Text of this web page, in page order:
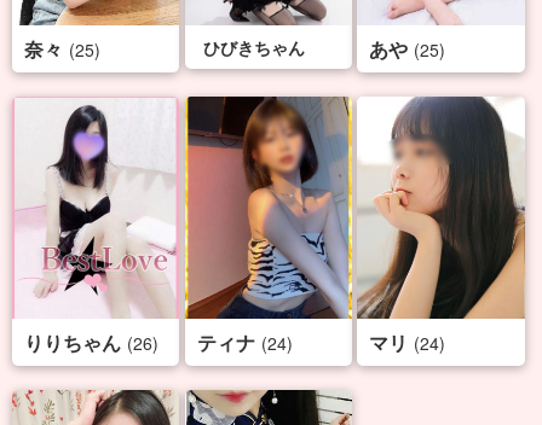
奈々 (25) ひびきちゃん あや (25)
りりちゃん (26) ティナ (24) マリ (24)